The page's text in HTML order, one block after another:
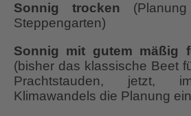
Sonnig trocken
Steppengarten)
Sonnig mit gutem mäßig
(bisher das klassische Beet
Prachtstauden, jetzt,
Klimawandels die Planung